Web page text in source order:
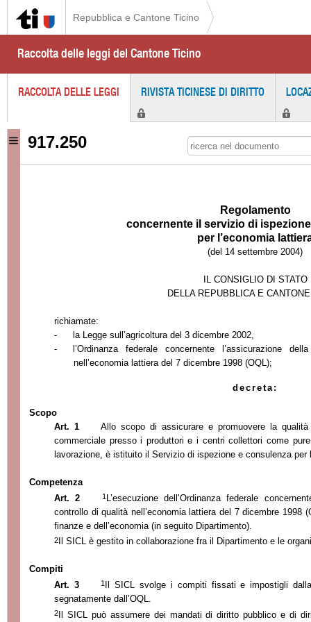
Repubblica e Cantone Ticino
Raccolta delle leggi del Cantone Ticino
RACCOLTA DELLE LEGGI RIVISTA TICINESE DI DIRITTO
917.250
Regolamento
concernente il servizio di
per l’economia
(del 14 settembre 2004)
IL CONSIGLIO DI STATO
DELLA REPUBBLICA E
richiamate:
-
la Legge sull’agricoltura del 3 dicembre 2002,
-
l’Ordinanza federale concernente l’assicurazione
nell’economia lattiera del 7 dicembre 1998 (OQL);
decreta:
Scopo
Art. 1
Allo scopo di assicurare e promuovere la
commerciale presso i produttori e i centri collettori come
lavorazione, è istituito il Servizio di ispezione e consulenza per
Competenza
Art. 2
1L’esecuzione dell’Ordinanza federale
controllo di qualità nell’economia lattiera del 7 dicembre 1998
finanze e dell’economia (in seguito Dipartimento).
2 Il SICL è gestito in collaborazione fra il Dipartimento e le
Compiti
Art. 3
1
Il SICL svolge i compiti fissati e impostigli
segnatamente dall’OQL.
2Il SICL può assumere dei mandati di diritto pubblico e di